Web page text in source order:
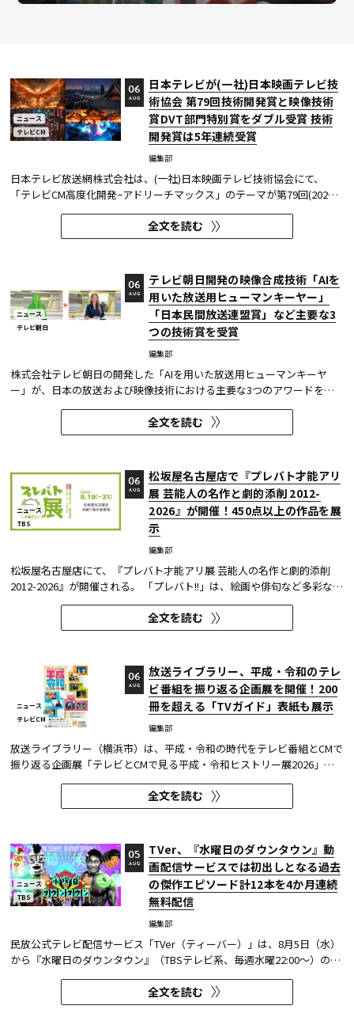
ニュース
テレビCM
日本テレビが(一社)日本映画テレビ技
術協会 第79回技術開発賞と映像技術
賞DVT部門特別賞をダブル受賞 技術
開発賞は5年連続受賞
編集部
06
AUG
日本テレビ放送網株式会社は、(一社)日本映画テレビ技術協会にて、
「テレビCM高度化開発−アドリーチマックス」のテーマが第79回(2025
年度)技術開発賞を、「TOKYO巫女忍者」が映像技術賞 DVT(デジタルビ
ジュアル技術)部門 特別賞を受賞したことを発表した。技術開発賞部門
では、昨年に続き5年連続の受賞となる。 この賞は毎年、放送に関連
全文を読む
ニュース
テレビ朝日
テレビ朝日開発の映像合成技術「AIを
用いた放送用ヒューマンキーヤー」
「日本民間放送連盟賞」など主要な3
つの技術賞を受賞
編集部
06
AUG
株式会社テレビ朝日の開発した「AIを用いた放送用ヒューマンキーヤ
ー」が、日本の放送および映像技術における主要な3つのアワードを受
賞した。 本開発は、人物像認識AIと最新のXR技術を組み合わせたシステ
ムであり、その革新性と実用性が業界内で高い評価を獲得している。
【受賞アワード一覧】 ●2025年 日本民間放送連盟賞 技術部門優...
全文を読む
ニュース
TBS
松坂屋名古屋店で『プレバト才能アリ
展 芸能人の名作と劇的添削 2012-
2026』が開催！450点以上の作品を展
示
編集部
06
AUG
松坂屋名古屋店にて、『プレバト才能アリ展 芸能人の名作と劇的添削
2012-2026』が開催される。 「プレバト!!」は、絵画や俳句など多彩な芸
術ジャンルに芸能人が挑戦し、その作品を超一流の講師陣が才能アリ/ナ
シで厳しく査定する教養バラエティー番組だ。 本展では、定番ジャンル
の俳句・水彩画から、大漁旗や黒板アートといった巨大作品...
全文を読む
ニュース
テレビCM
放送ライブラリー、平成・令和のテレ
ビ番組を振り返る企画展を開催！200
冊を超える「TVガイド」表紙も展示
編集部
06
AUG
放送ライブラリー（横浜市）は、平成・令和の時代をテレビ番組とCMで
振り返る企画展「テレビとCMで見る平成・令和ヒストリー展2026」を8
月7日～9月27日に開催する。
全文を読む
ニュース
TBS
TVer、『水曜日のダウンタウン』動
画配信サービスでは初出しとなる過去
の傑作エピソード計12本を4か月連続
無料配信
編集部
05
AUG
民放公式テレビ配信サービス「TVer（ティーバー）」は、8月5日（水）
から『水曜日のダウンタウン』（TBSテレビ系、毎週水曜22:00～）の過
去に放送された傑作エピソード計12本を4か月にわたり配信する。本エ
ピソードが動画配信サービスで配信されるのは今回が初めてとなる。
TVerはすべて無料で見放題となっている。 『水曜日のダウンタウン...
全文を読む